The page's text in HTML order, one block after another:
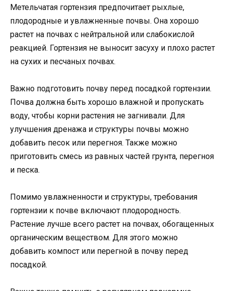
Метельчатая гортензия предпочитает рыхлые,
плодородные и увлажненные почвы. Она хорошо
растет на почвах с нейтральной или слабокислой
реакцией. Гортензия не выносит засуху и плохо растет
на сухих и песчаных почвах.
Важно подготовить почву перед посадкой гортензии.
Почва должна быть хорошо влажной и пропускать
воду, чтобы корни растения не загнивали. Для
улучшения дренажа и структуры почвы можно
добавить песок или перегноя. Также можно
приготовить смесь из равных частей грунта, перегноя
и песка.
Помимо увлажненности и структуры, требования
гортензии к почве включают плодородность.
Растение лучше всего растет на почвах, обогащенных
органическим веществом. Для этого можно
добавить компост или перегной в почву перед
посадкой.